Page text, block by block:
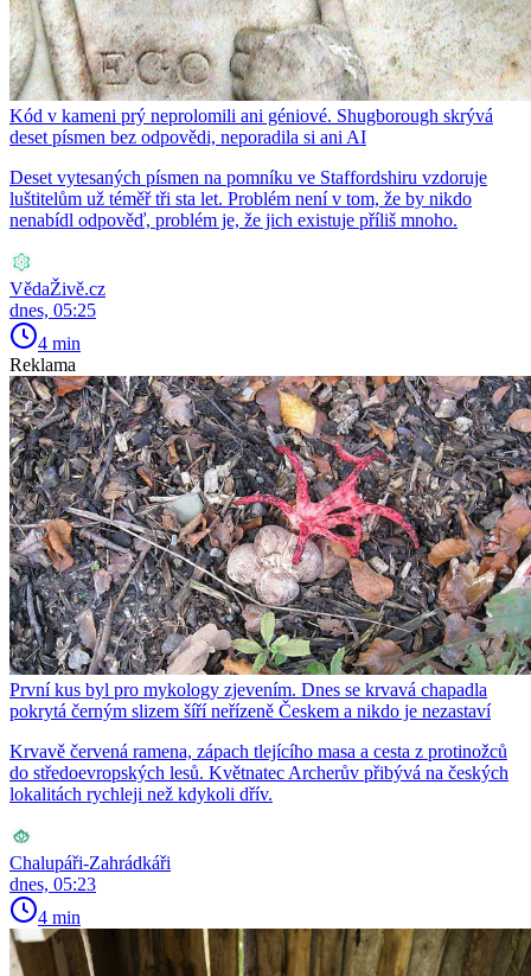
Kód v kameni prý neprolomili ani géniové. Shugborough skrývá
deset písmen bez odpovědi, neporadila si ani AI
Deset vytesaných písmen na pomníku ve Staffordshiru vzdoruje
luštitelům už téměř tři sta let. Problém není v tom, že by nikdo
nenabídl odpověď, problém je, že jich existuje příliš mnoho.
VědaŽivě.cz
dnes, 05:25
4 min
Reklama
První kus byl pro mykology zjevením. Dnes se krvavá chapadla
pokrytá černým slizem šíří neřízeně Českem a nikdo je nezastaví
Krvavě červená ramena, zápach tlejícího masa a cesta z protinožců
do středoevropských lesů. Květnatec Archerův přibývá na českých
lokalitách rychleji než kdykoli dřív.
Chalupáři-Zahrádkáři
dnes, 05:23
4 min